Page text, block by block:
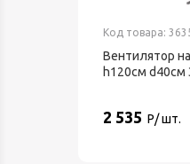
Код товара:
Вентилятор
h120см d40см
2 535 Р/ шт.